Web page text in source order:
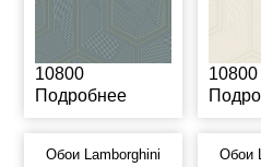
10800
Подробнее
10800
Обои Lamborghini
Обои